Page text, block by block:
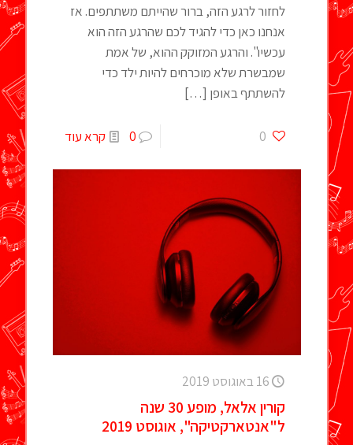
לחזור לרגע הזה, ברור שהייתם משתתפים. אז
אנחנו כאן כדי להגיד לכם שהרגע הזה הוא
עכשיו". והרגע המזוקק ההוא, של אמת
שמבשרת שלא מוכרחים להיות ילד כדי
להשתתף באופן […]
0
0 קרא עוד
16 באוגוסט 2019
קורין אלאל, מופע 30 שנה
ל"אנטארקטיקה", אוגוסט 2019